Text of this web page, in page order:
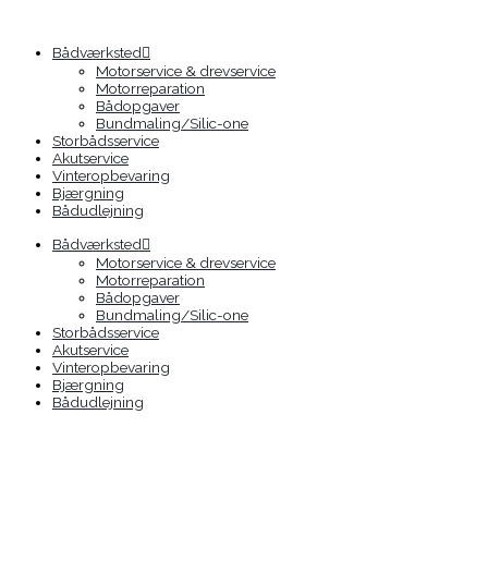
Bådværksted
Motorservice & drevservice
Motorreparation
Bådopgaver
Bundmaling/Silic-one
Storbådsservice
Akutservice
Vinteropbevaring
Bjærgning
Bådudlejning
Bådværksted
Motorservice & drevservice
Motorreparation
Bådopgaver
Bundmaling/Silic-one
Storbådsservice
Akutservice
Vinteropbevaring
Bjærgning
Bådudlejning